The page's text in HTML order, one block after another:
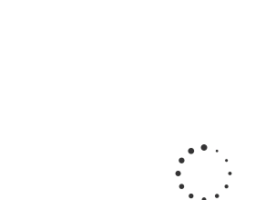
со встроенным и
внешним
апекслокатором ·